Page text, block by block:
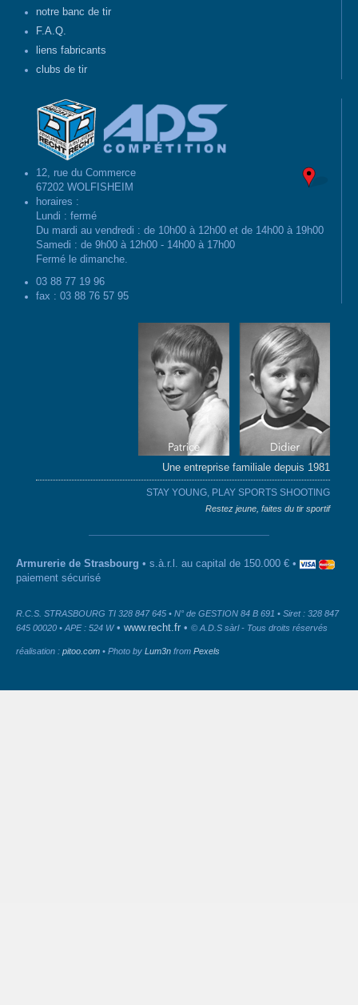
notre banc de tir
F.A.Q.
liens fabricants
clubs de tir
12, rue du Commerce
67202 WOLFISHEIM
horaires :
Lundi : fermé
Du mardi au vendredi : de 10h00 à 12h00 et de 14h00 à 19h00
Samedi : de 9h00 à 12h00 - 14h00 à 17h00
Fermé le dimanche.
03 88 77 19 96
fax : 03 88 76 57 95
Une entreprise familiale depuis 1981
STAY YOUNG, PLAY SPORTS SHOOTING
Restez jeune, faites du tir sportif
Armurerie de Strasbourg • s.à.r.l. au capital de 150.000 € •
paiement sécurisé
R.C.S. STRASBOURG TI 328 847 645 • N° de GESTION 84 B 691 • Siret : 328 847
645 00020 • APE : 524 W• www.recht.fr • © A.D.S sàrl - Tous droits réservés
réalisation : pitoo.com • Photo by Lum3n from Pexels